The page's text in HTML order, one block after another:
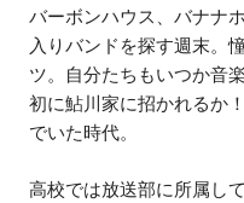
バーボンハウス、バナナ
入りバンドを探す週末。
ツ。自分たちもいつか音
初に鮎川家に招かれるか
でいた時代。
高校では放送部に所属し